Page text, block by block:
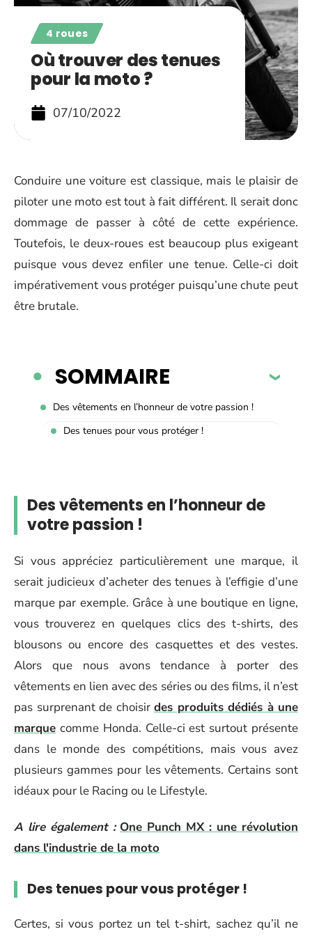
4 roues
Où trouver des tenues
pour la moto ?
07/10/2022
Conduire une voiture est classique, mais le plaisir de
piloter une moto est tout à fait différent. Il serait donc
dommage de passer à côté de cette expérience.
Toutefois, le deux-roues est beaucoup plus exigeant
puisque vous devez enfiler une tenue. Celle-ci doit
impérativement vous protéger puisqu’une chute peut
être brutale.
SOMMAIRE
Des vêtements en l’honneur de votre passion !
Des tenues pour vous protéger !
Des vêtements en l’honneur de
votre passion !
Si vous appréciez particulièrement une marque, il
serait judicieux d’acheter des tenues à l’effigie d’une
marque par exemple. Grâce à une boutique en ligne,
vous trouverez en quelques clics des t-shirts, des
blousons ou encore des casquettes et des vestes.
Alors que nous avons tendance à porter des
vêtements en lien avec des séries ou des films, il n’est
pas surprenant de choisir des produits dédiés à une
marque comme Honda. Celle-ci est surtout présente
dans le monde des compétitions, mais vous avez
plusieurs gammes pour les vêtements. Certains sont
idéaux pour le Racing ou le Lifestyle.
A lire également : One Punch MX : une révolution
dans l'industrie de la moto
Des tenues pour vous protéger !
Certes, si vous portez un tel t-shirt, sachez qu’il ne